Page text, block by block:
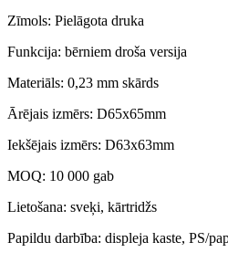
Zīmols: Pielāgota druka
Funkcija: bērniem droša versija
Materiāls: 0,23 mm skārds
Ārējais izmērs: D65x65mm
Iekšējais izmērs: D63x63mm
MOQ: 10 000 gab
Lietošana: sveķi, kārtridžs
Papildu darbība: displeja kaste, PS/